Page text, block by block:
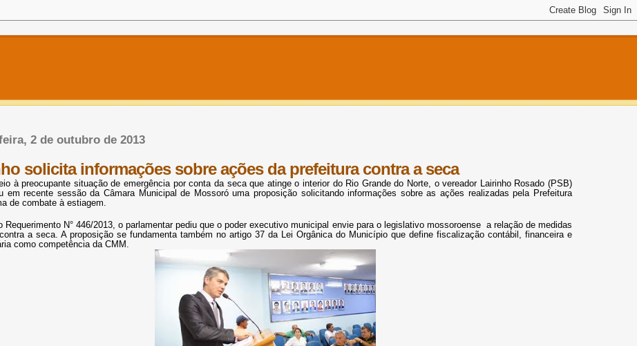
2 de outubro de 2013
solicita informações sobre ações da prefeitura contra a seca
à preocupante situação de emergência por conta da seca que atinge o interior do Rio Grande do Norte, o vereador Lairinho Rosado (PSB)
em recente sessão da Câmara Municipal de Mossoró uma proposição solicitando informações sobre as ações realizadas pela Prefeitura
de combate à estiagem.
Requerimento N° 446/2013, o parlamentar pediu que o poder executivo municipal envie para o legislativo mossoroense a relação de medidas
a seca. A proposição se fundamenta também no artigo 37 da Lei Orgânica do Município que define fiscalização contábil, financeira e
como competência da CMM.